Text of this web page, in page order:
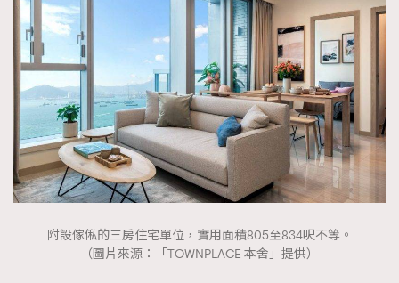
附設傢俬的三房住宅單位，實用面積805至834呎不等。
（圖片來源：「TOWNPLACE 本舍」提供）